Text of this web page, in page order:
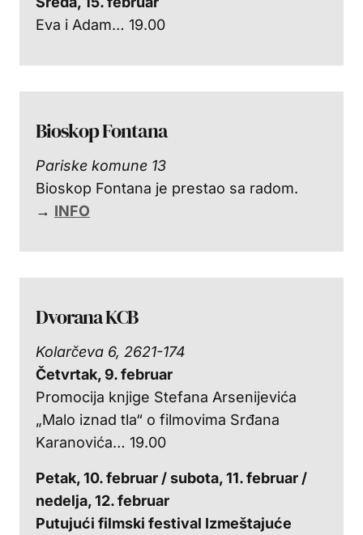
Eva i Adam… 19.00
Bioskop Fontana
Pariske komune 13
Bioskop Fontana je prestao sa radom.
→ INFO
Dvorana KCB
Kolarčeva 6, 2621-174
Četvrtak, 9. februar
Promocija knjige Stefana Arsenijevića
„Malo iznad tla“ o filmovima Srđana
Karanovića… 19.00
Petak, 10. februar / subota, 11. februar /
nedelja, 12. februar
Putujući filmski festival Izmeštajuće